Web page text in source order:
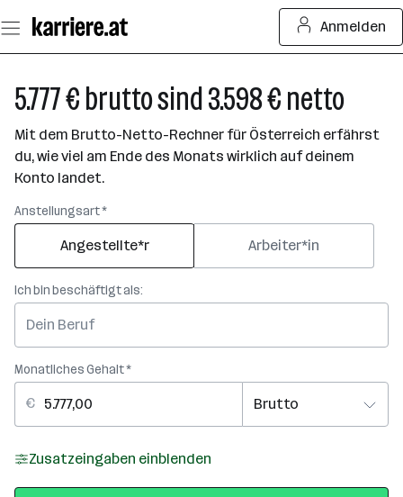
Seiteninhalt
springen
Anmelden
5.777 € brutto sind 3.598 € netto
Mit dem Brutto-Netto-Rechner für Österreich erfährst
du, wie viel am Ende des Monats wirklich auf deinem
Konto landet.
Anstellungsart *
Angestellte*r Arbeiter*in
Ich bin beschäftigt als:
Monatliches Gehalt *
Zusatzeingaben einblenden